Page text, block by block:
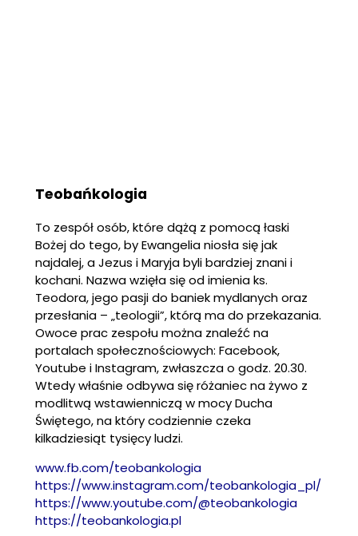
Teobańkologia
To zespół osób, które dążą z pomocą łaski
Bożej do tego, by Ewangelia niosła się jak
najdalej, a Jezus i Maryja byli bardziej znani i
kochani. Nazwa wzięła się od imienia ks.
Teodora, jego pasji do baniek mydlanych oraz
przesłania – „teologii”, którą ma do przekazania.
Owoce prac zespołu można znaleźć na
portalach społecznościowych: Facebook,
Youtube i Instagram, zwłaszcza o godz. 20.30.
Wtedy właśnie odbywa się różaniec na żywo z
modlitwą wstawienniczą w mocy Ducha
Świętego, na który codziennie czeka
kilkadziesiąt tysięcy ludzi.
www.fb.com/teobankologia
https://www.instagram.com/teobankologia_pl/
https://www.youtube.com/@teobankologia
https://teobankologia.pl